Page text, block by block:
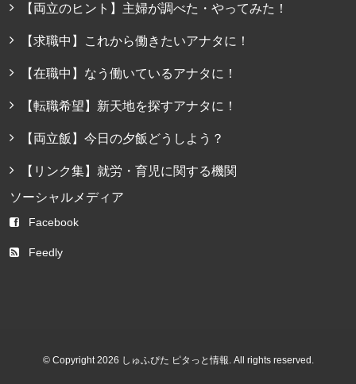
【両立のヒント】主婦が調べた・やってみた！
【求職中】これから働きたいアナタに！
【在職中】なう働いているアナタに！
【転職希望】新天地を探すアナタに！
【両立飯】今日の夕飯どうしよう？
【リンク集】就労・育児に関する機関
ソーシャルメディア
Facebook
Feedly
© Copyright 2026 しゅふぴた ピタっと情報. All rights reserved.